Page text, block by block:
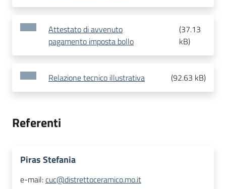
Attestato di avvenuto
pagamento imposta bollo
(37.13
kB)
Relazione tecnico illustrativa (92.63 kB)
Referenti
Piras Stefania
e-mail:cuc@distrettoceramico.mo.it